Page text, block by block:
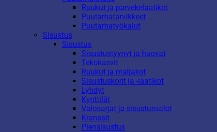
Ruukut ja parvekelaatikot
Puutarhatarvikkeet
Puutarhatyökalut
Sisustus
Sisustus
Sisustustyynyt ja huovat
Tekokasvit
Ruukut ja maljakot
Sisustuskorit ja -laatikot
Lyhdyt
Kynttilät
Valosarjat ja sisustusvalot
Kranssit
Piensisustus